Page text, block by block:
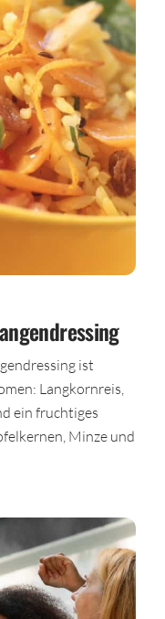
ist
Langkornreis,
ein fruchtiges
Minze und